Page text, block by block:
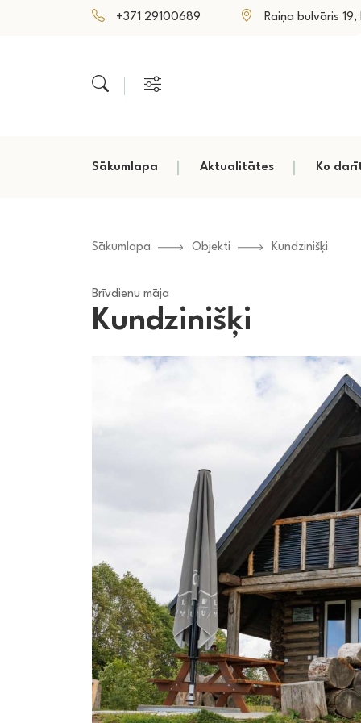
+371 29100689 Raiņa bulvāris 19,
Sākumlapa Aktualitātes Ko
Sākumlapa Objekti Kundzinišķi
Brīvdienu māja
Kundzinišķi